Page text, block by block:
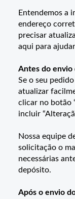
Entendemos a
endereço
precisar
aqui para
Antes do envio
Se o seu
atualizar
clicar no botão
incluir
Nossa equipe
solicitação o
necessárias
depósito.
Após o envio